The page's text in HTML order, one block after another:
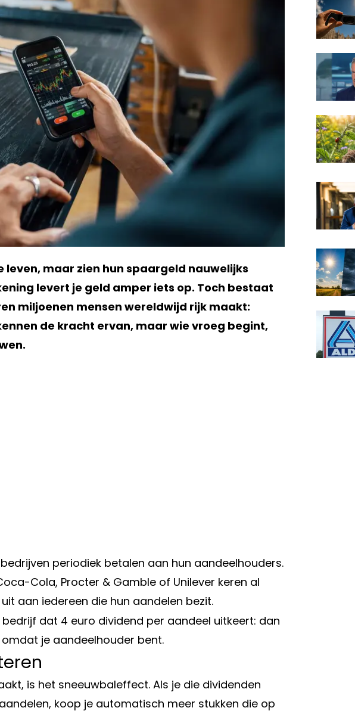
leven, maar zien hun spaargeld nauwelijks
levert je geld amper iets op. Toch bestaat
miljoenen mensen wereldwijd rijk maakt:
de kracht ervan, maar wie vroeg begint,
periodiek betalen aan hun aandeelhouders.
Cola, Procter & Gamble of Unilever keren al
aan iedereen die hun aandelen bezit.
dat 4 euro dividend per aandeel uitkeert: dan
je aandeelhouder bent.
is het sneeuwbaleffect. Als je die dividenden
koop je automatisch meer stukken die op